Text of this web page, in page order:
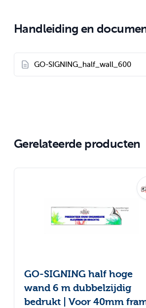
Handleiding en
GO-SIGNING_half_wall_600
Gerelateerde producten
Navigeren door de elementen van
Druk om carrousel over te slaan
GO-SIGNING half hoge
wand 6 m dubbelzijdig
bedrukt | Voor 40mm